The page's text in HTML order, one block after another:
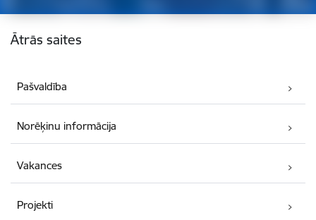
Kājene
Ātrās saites
Pašvaldība
Norēķinu informācija
Vakances
Projekti